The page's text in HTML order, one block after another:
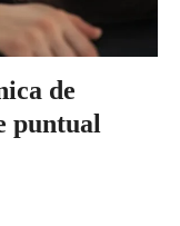
de
puntual